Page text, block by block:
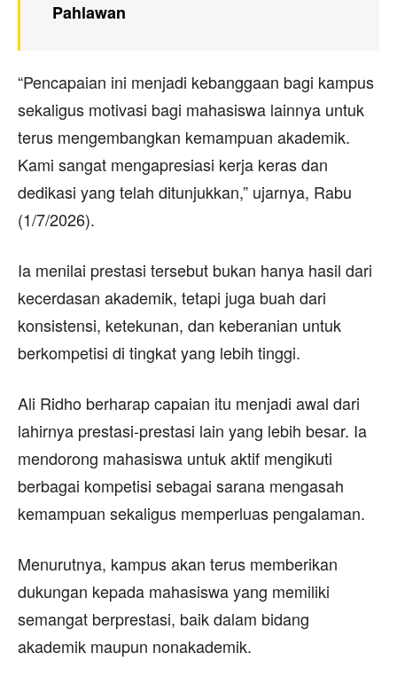
Pahlawan
“Pencapaian ini menjadi kebanggaan bagi kampus
sekaligus motivasi bagi mahasiswa lainnya untuk
terus mengembangkan kemampuan akademik.
Kami sangat mengapresiasi kerja keras dan
dedikasi yang telah ditunjukkan,” ujarnya, Rabu
(1/7/2026).
Ia menilai prestasi tersebut bukan hanya hasil dari
kecerdasan akademik, tetapi juga buah dari
konsistensi, ketekunan, dan keberanian untuk
berkompetisi di tingkat yang lebih tinggi.
Ali Ridho berharap capaian itu menjadi awal dari
lahirnya prestasi-prestasi lain yang lebih besar. Ia
mendorong mahasiswa untuk aktif mengikuti
berbagai kompetisi sebagai sarana mengasah
kemampuan sekaligus memperluas pengalaman.
Menurutnya, kampus akan terus memberikan
dukungan kepada mahasiswa yang memiliki
semangat berprestasi, baik dalam bidang
akademik maupun nonakademik.